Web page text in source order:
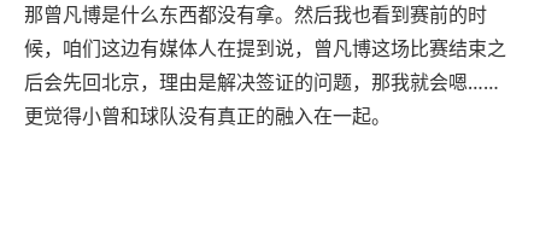
那曾凡博是什么东西都没有拿。然后我也看到赛前的时
候，咱们这边有媒体人在提到说，曾凡博这场比赛结束之
后会先回北京，理由是解决签证的问题，那我就会嗯……
更觉得小曾和球队没有真正的融入在一起。